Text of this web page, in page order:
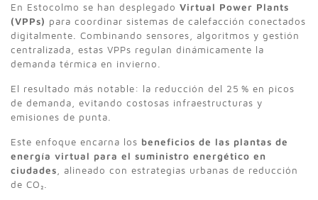
En Estocolmo se han desplegado Virtual Power Plants
(VPPs) para coordinar sistemas de calefacción conectados
digitalmente. Combinando sensores, algoritmos y gestión
centralizada, estas VPPs regulan dinámicamente la
demanda térmica en invierno.
El resultado más notable: la reducción del 25 % en picos
de demanda, evitando costosas infraestructuras y
emisiones de punta.
Este enfoque encarna los beneficios de las plantas de
energía virtual para el suministro energético en
ciudades , alineado con estrategias urbanas de reducción
de CO₂.